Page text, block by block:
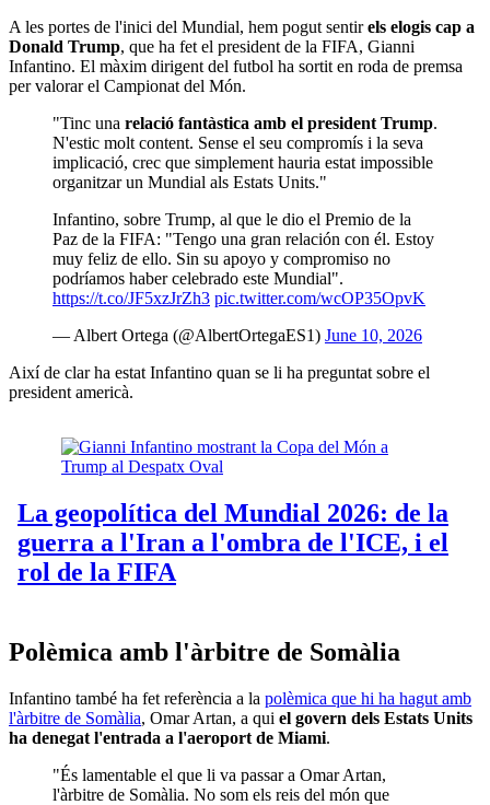
A les portes de l'inici del Mundial, hem pogut sentirels elogis cap a
Donald Trump, que ha fet el president de la FIFA, Gianni
Infantino. El màxim dirigent del futbol ha sortit en roda de premsa
per valorar el Campionat del Món.
"Tinc una relació fantàstica amb el president Trump.
N'estic molt content. Sense el seu compromís i la seva
implicació, crec que simplement hauria estat impossible
organitzar un Mundial als Estats Units."
Infantino, sobre Trump, al que le dio el Premio de la
Paz de la FIFA: "Tengo una gran relación con él. Estoy
muy feliz de ello. Sin su apoyo y compromiso no
podríamos haber celebrado este Mundial".
https://t.co/JF5xzJrZh3 pic.twitter.com/wcOP35OpvK
— Albert Ortega (@AlbertOrtegaES1) June 10, 2026
Així de clar ha estat Infantino quan se li ha preguntat sobre el
president americà.
Polèmica amb l'àrbitre de Somàlia
Infantino també ha fet referència a la polèmica que hi ha hagut amb
l'àrbitre de Somàlia, Omar Artan, a qui el govern dels Estats Units
ha denegat l'entrada a l'aeroport de Miami.
"És lamentable el que li va passar a Omar Artan,
l'àrbitre de Somàlia. No som els reis del món que